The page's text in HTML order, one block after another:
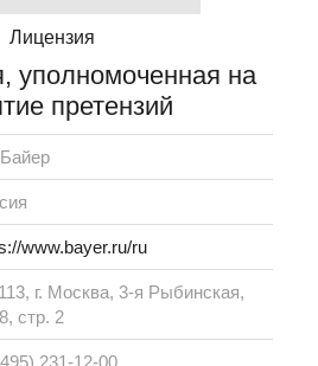
Лицензия
уполномоченная на
претензий
www.bayer.ru/ru
г. Москва, 3-я Рыбинская,
стр. 2